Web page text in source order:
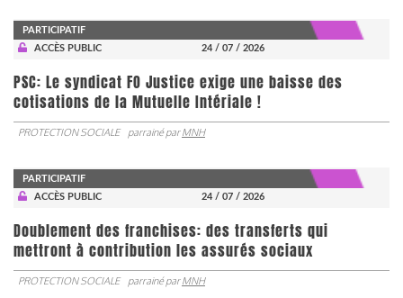
PARTICIPATIF
ACCÈS PUBLIC
24 / 07 / 2026
PSC: Le syndicat FO Justice exige une baisse des
cotisations de la Mutuelle Intériale !
PROTECTION SOCIALE parrainé parMNH
PARTICIPATIF
ACCÈS PUBLIC
24 / 07 / 2026
Doublement des franchises: des transferts qui
mettront à contribution les assurés sociaux
PROTECTION SOCIALE parrainé parMNH